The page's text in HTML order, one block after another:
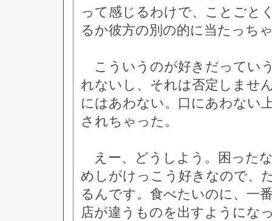
って感じるわけで、ことごと
るか彼方の別の的に当たっち
こういうのが好きだってい
れないし、それは否定しませ
にはあわない。口にあわない
されちゃった。
えー、どうしよう。困った
めしがけっこう好きなので、
るんです。食べたいのに、一
店が違うものを出すようにな